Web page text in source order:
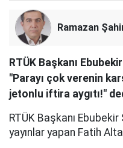
Ramazan
RTÜK Başkanı
"Parayı çok verenin
jetonlu iftira aygıtı!"
RTÜK Başkanı
yayınlar yapan Fatih